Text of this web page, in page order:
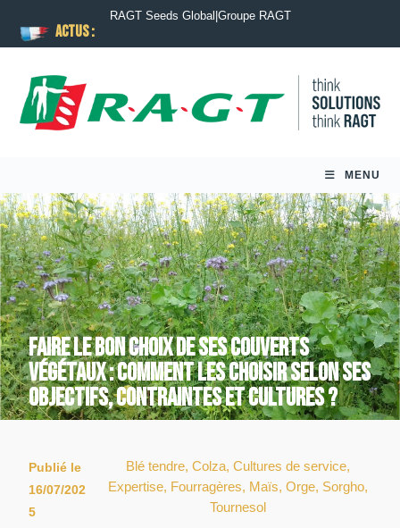
ACTUS :
RAGT Seeds Global Groupe RAGT
MENU
Faire le bon choix de ses couverts
végétaux : comment les choisir selon ses
objectifs, contraintes et cultures ?
Publié le
16/07/202
5
Blé tendre,Colza,Cultures de service,
Expertise, Fourragères, Maïs,Orge, Sorgho,
Tournesol